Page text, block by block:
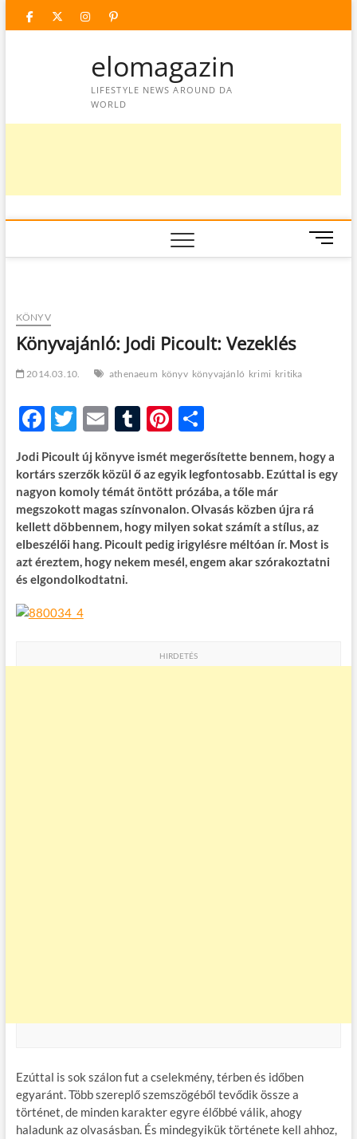
facebooktwitter
instagram
googleplus
pinterest
elomagazin
LIFESTYLE NEWS AROUND DA
WORLD
M
e
KÖNYV
Könyvajánló: Jodi Picoult: Vezeklés
2014.03.10. athenaeum könyv könyvajánló krimi kritika
F
ac
e
b
o
o
k
T
w
itt
er
E
ail
T
m
bl
r
Pi
er
es
t
O
ss
za
m
e
g
Jodi Picoult új könyve ismét megerősítette bennem, hogy a
kortárs szerzők közül ő az egyik legfontosabb. Ezúttal is egy
nagyon komoly témát öntött prózába, a tőle már
megszokott magas színvonalon. Olvasás közben újra rá
kellett döbbennem, hogy milyen sokat számít a stílus, az
elbeszélői hang. Picoult pedig irigylésre méltóan ír. Most is
azt éreztem, hogy nekem mesél, engem akar szórakoztatni
és elgondolkodtatni.
HIRDETÉS
Ezúttal is sok szálon fut a cselekmény, térben és időben
egyaránt. Több szereplő szemszögéből tevődik össze a
történet, de minden karakter egyre élőbbé válik, ahogy
haladunk az olvasásban. És mindegyikük története kell ahhoz,